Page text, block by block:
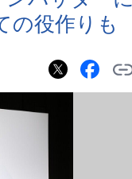
の役作りも